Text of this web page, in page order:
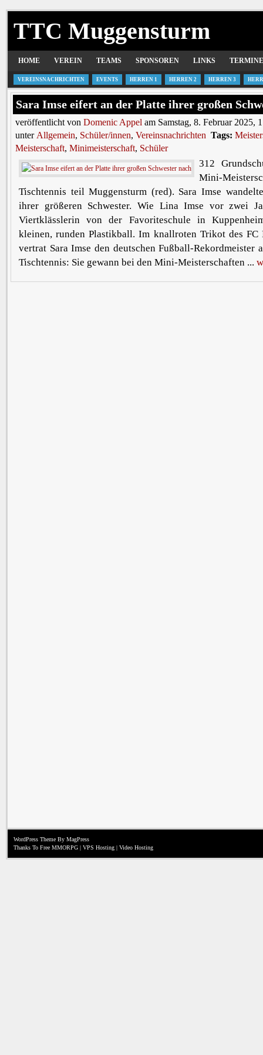
TTC Muggensturm
HOME VEREIN TEAMS SPONSOREN LINKS TERMINE
VEREINSNACHRICHTEN EVENTS HERREN 1 HERREN 2 HERREN 3
Sara Imse eifert an der Platte ihrer großen
veröffentlicht von Domenic Appel am Samstag, 8. Februar 2025,
unter Allgemein, Schüler/innen, Vereinsnachrichten Tags:
Meisterschaft, Minimeisterschaft, Schüler
312
Mini-
Tischtennis teil Muggensturm (red). Sara Imse
ihrer größeren Schwester. Wie Lina Imse vor zwei
Viertklässlerin von der Favoriteschule in
kleinen, runden Plastikball. Im knallroten Trikot des FC
vertrat Sara Imse den deutschen Fußball-Rekordmeister
Tischtennis: Sie gewann bei den Mini-Meisterschaften ...
WordPress Theme By MagPress
Thanks To Free MMORPG | VPS Hosting | Video Hosting